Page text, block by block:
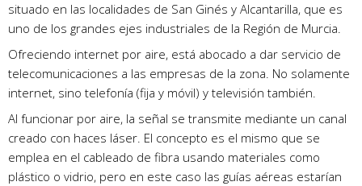
situado en las localidades de San Ginés y Alcantarilla, que es
uno de los grandes ejes industriales de la Región de Murcia.
Ofreciendo internet por aire, está abocado a dar servicio de
telecomunicaciones a las empresas de la zona. No solamente
internet, sino telefonía (fija y móvil) y televisión también.
Al funcionar por aire, la señal se transmite mediante un canal
creado con haces láser. El concepto es el mismo que se
emplea en el cableado de fibra usando materiales como
plástico o vidrio, pero en este caso las guías aéreas estarían